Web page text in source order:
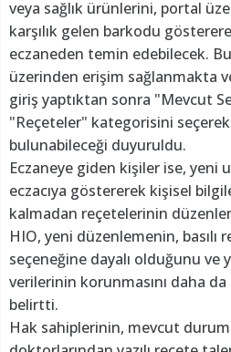
veya sağlık ürünlerini, portal
karşılık gelen barkodu
eczaneden temin edebilecek.
üzerinden erişim sağlanmakta
giriş yaptıktan sonra "Mevcut
"Reçeteler" kategorisini
bulunabileceği duyuruldu.
Eczaneye giden kişiler ise, yeni
eczacıya göstererek kişisel
kalmadan reçetelerinin
HIO, yeni düzenlemenin, basılı
seçeneğine dayalı olduğunu ve
verilerinin korunmasını daha da
belirtti.
Hak sahiplerinin, mevcut